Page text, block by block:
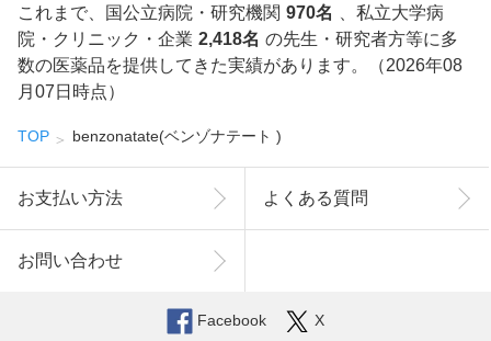
これまで、国公立病院・研究機関 970名
、私立大学病
院・クリニック・企業 2,418名 の先生・研究者方等に多
数の医薬品を提供してきた実績があります。（2026年08
月07日時点）
TOP benzonatate(ベンゾナテート )
お支払い方法 よくある質問
お問い合わせ
Facebook X